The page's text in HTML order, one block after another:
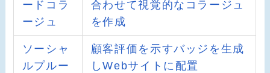
ードコラ
ージュ
合わせて視覚的なコラージュ
を作成
ソーシャ
ルプルー
顧客評価を示すバッジを生成
しWebサイトに配置